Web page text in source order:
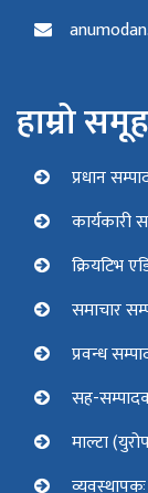
हाम्रो समूह
प्रधान
कार्यकारी
क्रियटिभ
समाचार
प्रवन्ध
सह-
माल्टा